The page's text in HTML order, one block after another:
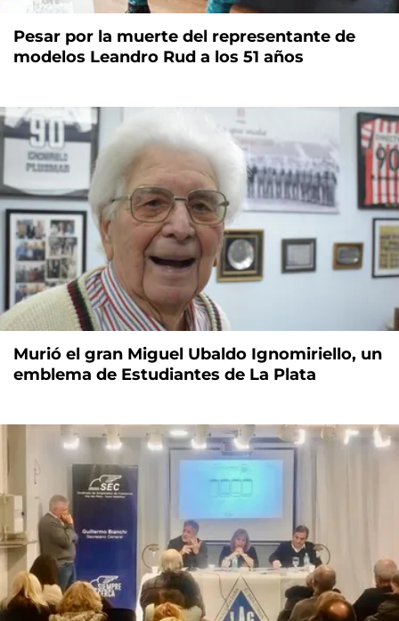
Pesar por la muerte del representante de
modelos Leandro Rud a los 51 años
Murió el gran Miguel Ubaldo Ignomiriello, un
emblema de Estudiantes de La Plata